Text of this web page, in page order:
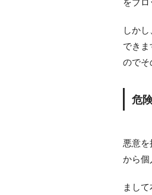
しか
でき
のでそ
危
悪意
から個
まし